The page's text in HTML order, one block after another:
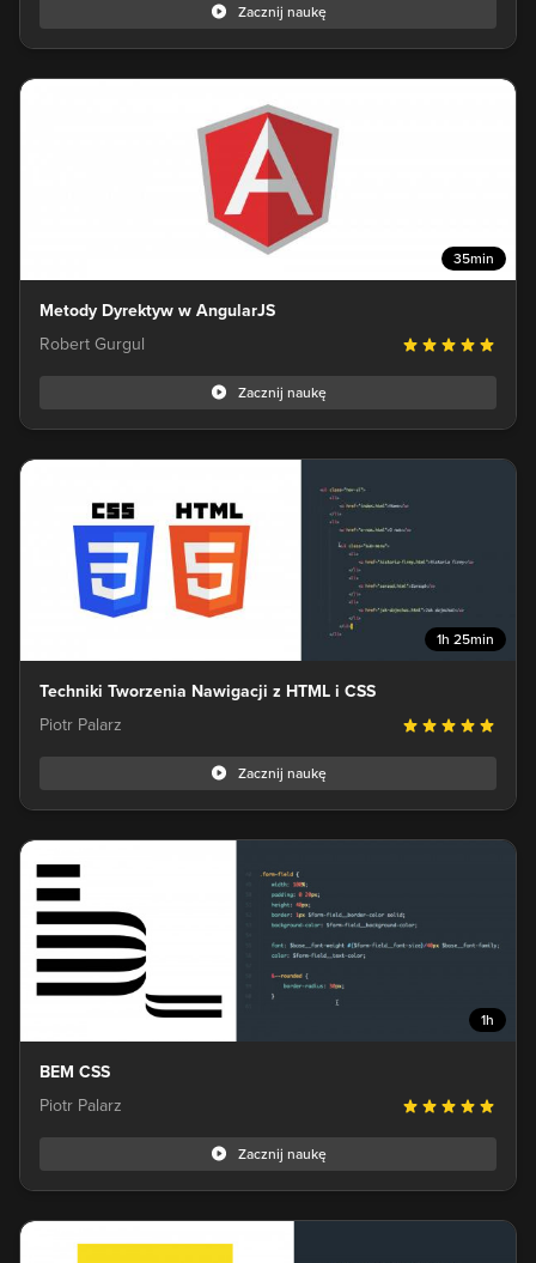
Zacznij naukę
35min
Metody Dyrektyw w AngularJS
Robert Gurgul
Zacznij naukę
1h 25min
Techniki Tworzenia Nawigacji z HTML i CSS
Piotr Palarz
Zacznij naukę
1h
BEM CSS
Piotr Palarz
Zacznij naukę